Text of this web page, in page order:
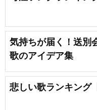
気持ちが届く！送別
歌のアイデア集
悲しい歌ランキング